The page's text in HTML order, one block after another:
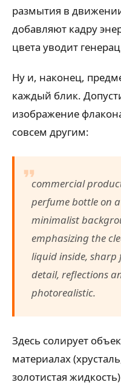
размытия в
добавляют кадру
цвета уводит
Ну и, наконец,
каждый блик.
изображение
совсем другим:
commercial
perfume bottle on
minimalist
emphasizing the
liquid inside, sharp
detail, reflections
photorealistic.
Здесь солирует
материалах
золотистая